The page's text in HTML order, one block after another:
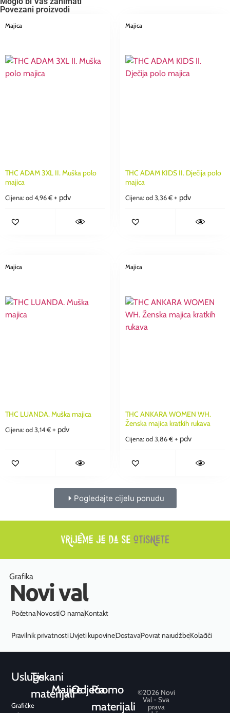
Povezani proizvodi
Majica
THC ADAM 3XL II. Muška polo
majica
Cijena: od 4,96 € + pdv
Majica
THC ADAM KIDS II. Dječija polo
majica
Cijena: od 3,36 € + pdv
Majica
THC LUANDA. Muška majica
Cijena: od 3,14 € + pdv
Majica
THC ANKARA WOMEN WH.
Ženska majica kratkih rukava
Cijena: od 3,86 € + pdv
Pogledajte cijelu ponudu
Grafika
Novi val
PočetnaNovostiO namaKontakt
Pravilnik privatnostiUvjeti kupovineDostavaPovrat narudžbeKolačići
Usluge
Grafičke
Tiskani
materijali
MajiceOdjećaPromo
materijali
©2026 Novi
Val - Sva
prava